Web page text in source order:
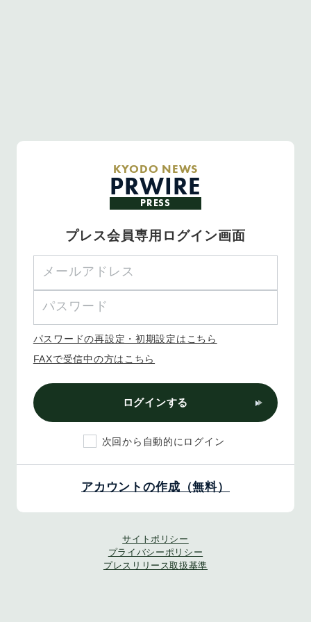
KYODO NEWS
PRWIRE
PRESS
プレス会員専用ログイン画面
パスワードの再設定・初期設定はこちら
FAXで受信中の方はこちら
ログインする
次回から自動的にログイン
アカウントの作成（無料）
サイトポリシー
プライバシーポリシー
プレスリリース取扱基準